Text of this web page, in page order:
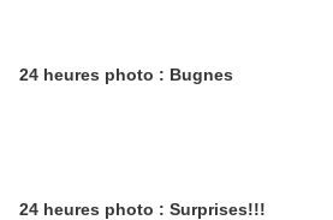
24 heures photo : Bugnes
24 heures photo : Surprises!!!